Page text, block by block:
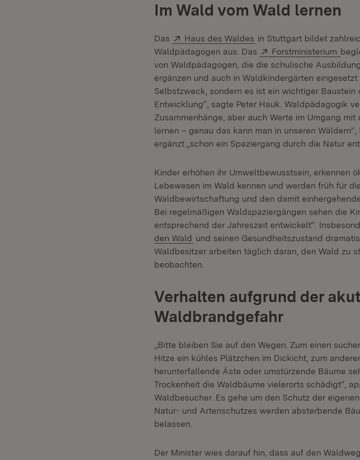
Im Wald vom Wald lernen
Das Extern:
Haus des Waldes (Öffnet in neuem Fenster)
in Stuttgart bildet
Waldpädagogen aus. Das
Extern:
Forstministerium
von Waldpädagogen, die die schulische
ergänzen und auch in Waldkindergärten
Selbstzweck, sondern es ist ein wichtiger
Entwicklung“, sagte Peter Hauk. Waldpädagogik
Zusammenhänge, aber auch Werte im Umgang mit
lernen – genau das kann man in unseren
ergänzt „schon ein Spaziergang durch die Natur
Kinder erhöhen ihr Umweltbewusstsein, erkennen
Lebewesen im Wald kennen und werden früh für
Waldbewirtschaftung und den damit
Bei regelmäßigen Waldspaziergängen sehen die
entsprechend der Jahreszeit entwickelt“.
den Wald (Öffnet in neuem Fenster)
und seinen Gesundheitszustand
Waldbesitzer arbeiten täglich daran, den Wald zu
beobachten.
Verhalten aufgrund der
Waldbrandgefahr
„Bitte bleiben Sie auf den Wegen. Zum einen
Hitze ein kühles Plätzchen im Dickicht, zum
herunterfallende Äste oder umstürzende Bäume
Trockenheit die Waldbäume vielerorts schädigt“,
Waldbesucher. Es gehe um den Schutz der
Natur- und Artenschutzes werden absterbende
belassen.
Der Minister wies darauf hin, dass auf den